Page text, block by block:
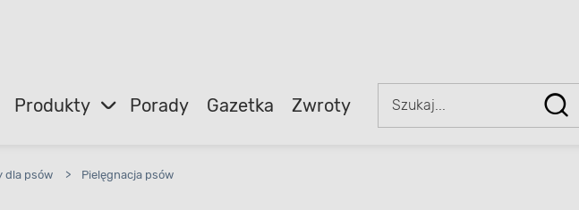
Produkty Porady Gazetka Zwroty
dla psów > Pielęgnacja psów